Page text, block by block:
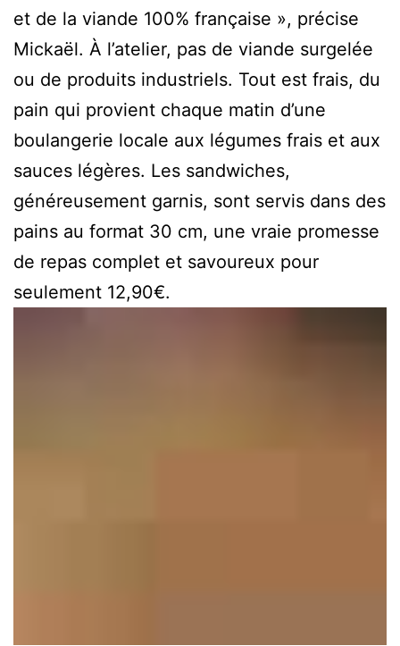
et de la viande 100% française », précise
Mickaël. À l’atelier, pas de viande surgelée
ou de produits industriels. Tout est frais, du
pain qui provient chaque matin d’une
boulangerie locale aux légumes frais et aux
sauces légères. Les sandwiches,
généreusement garnis, sont servis dans des
pains au format 30 cm, une vraie promesse
de repas complet et savoureux pour
seulement 12,90€.